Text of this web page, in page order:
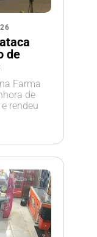
de
Farma
de
rendeu